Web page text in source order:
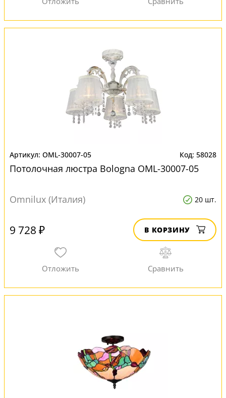
OML-30007-05 58028
Потолочная люстра Bologna OML-30007-05
Omnilux (Италия) 20 шт.
9 728 ₽ В КОРЗИНУ